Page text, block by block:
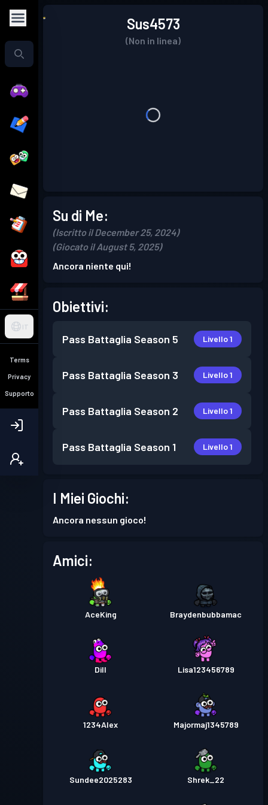
IT
Terms
Privacy
Supporto
Sus4573
(Non in linea)
Su di Me:
(Iscritto il December 25, 2024)
(Giocato il August 5, 2025)
Ancora niente qui!
Obiettivi:
Pass Battaglia Season 5 Livello 1
Pass Battaglia Season 3 Livello 1
Pass Battaglia Season 2 Livello 1
Pass Battaglia Season 1 Livello 1
I Miei Giochi:
Ancora nessun gioco!
Amici:
AceKing Braydenbubbamac
Dill Lisa123456789
1234Alex Majormaj1345789
Sundee2025283 Shrek_22